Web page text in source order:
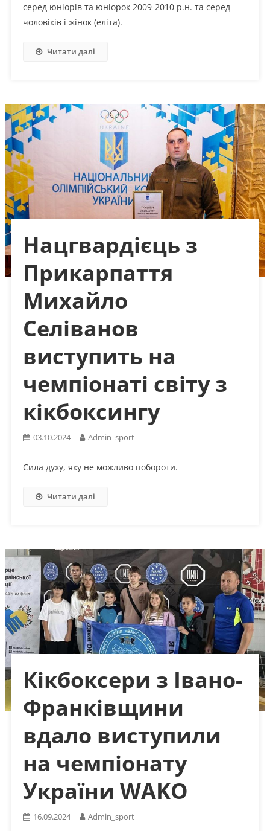
серед юніорів та юніорок 2009-2010 р.н. та серед
чоловіків і жінок (еліта).
Читати далі
Нацгвардієць з
Прикарпаття
Михайло
Селіванов
виступить на
чемпіонаті світу з
кікбоксингу
03.10.2024 Admin_sport
Сила духу, яку не можливо побороти.
Читати далі
Кікбоксери з Івано-
Франківщини
вдало виступили
на чемпіонату
України WAKO
16.09.2024 Admin_sport